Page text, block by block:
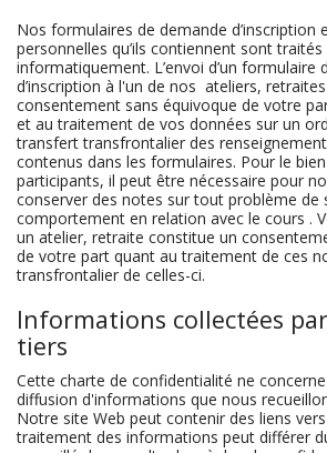
Nos formulaires de demande d’inscription
personnelles qu’ils contiennent sont
informatiquement. L’envoi d’un formulaire
d’inscription à l'un de nos ateliers,
consentement sans équivoque de votre
et au traitement de vos données sur un
transfert transfrontalier des
contenus dans les formulaires. Pour le
participants, il peut être nécessaire pour
conserver des notes sur tout problème de
comportement en relation avec le cours .
un atelier, retraite constitue un
de votre part quant au traitement de ces
transfrontalier de celles-ci.
Informations collectées
tiers
Cette charte de confidentialité ne
diffusion d'informations que nous
Notre site Web peut contenir des liens
traitement des informations peut différer